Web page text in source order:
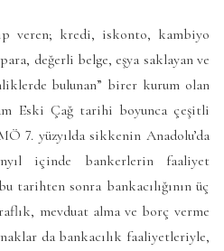
veren; kredi, iskonto, kambiyo
değerli belge, eşya saklayan ve
bulunan” birer kurum olan
Eski Çağ tarihi boyunca çeşitli
7. yüzyılda sikkenin Anadolu’da
içinde bankerlerin faaliyet
tarihten sonra bankacılığının üç
mevduat alma ve borç verme
da bankacılık faaliyetleriyle,